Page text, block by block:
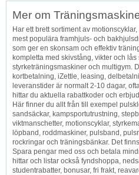
Mer om
Har ett brett sortiment av
mest populära framhjuls- och
som ger en skonsam och effektiv
kompletta med skivstång, vikter och lås
styrketräningsmaskiner och multigym.
kortbetalning, iZettle, leasing,
leveranstider är normalt 2-10 dagar,
hittar du aktuella rabattkoder och
Här finner du allt från till exempel
sandsäckar, kampsportutrustning,
viktmanschetter, motionscyklar,
löpband, roddmaskiner, pulsband,
rockringar och träningsbänkar. Det
Spara pengar med oss och betala
hittar och listar också fyndshoppa,
studentrabatter, bonusar, fri frakt,